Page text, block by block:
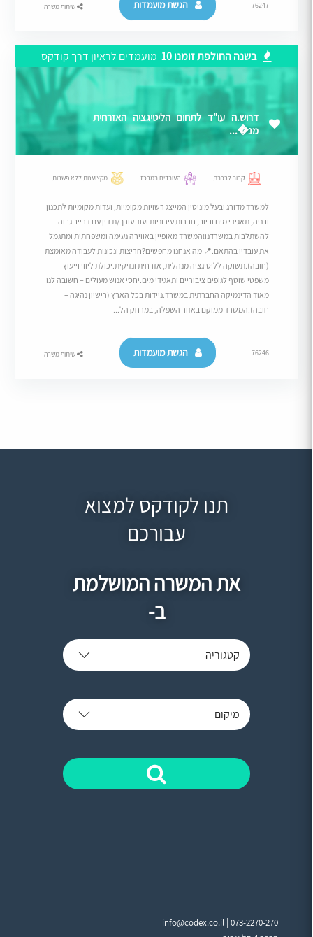
76247 הגשת מועמדות שיתוף משרה
בשנה החולפת זומנו 10 מועמדים לראיון דרך קודקס
דרוש.ה עו"ד לתחום הליטיגציה האזרחית
מנ�...
קרוב לרכבת העובדים במרכז מקצוענות ללא פשרות
למשרד מדורג ובעל מוניטין המייצג רשויות מקומיות, ועדות מקומיות לתכנון
ובניה, תאגידי מים וביוב, חברות עירוניות ועוד עורך/ת דין עם דרייב גבוה
להשתלבות במשרדנו!המשרד מאופיין באווירה נעימה ומשפחתית ומתגמל
את עובדיו בהתאם.​📍 מה אנחנו מחפשים?חריצות ונכונות לעבודה מאומצת
(חובה).​תשוקה לליטיגציה מנהלית, אזרחית ונזיקית.​יכולת ליווי וייעוץ
משפטי שוטף לגופים ציבוריים ותאגידי מים.​יחסי אנוש מעולים – חשובה לנו
מאוד הדינמיקה החברתית במשרד.​ניידות בכל הארץ (רישיון נהיגה –
חובה).המשרד ממוקם באזור השפלה, במרחק הל...
76246 הגשת מועמדות שיתוף משרה
תנו לקודקס למצוא
עבורכם
את המשרה המושלמת
ב-
קטגוריה
מיקום
info@codex.co.il |073-2270-270